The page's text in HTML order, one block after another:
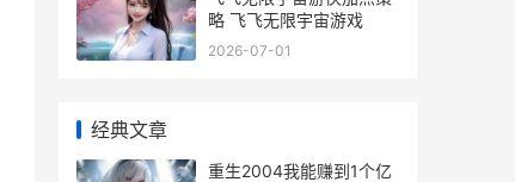
略 飞飞无限宇宙游戏
2026-07-01
经典文章
重生2004我能赚到1个亿